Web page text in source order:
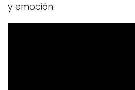
y emoción.